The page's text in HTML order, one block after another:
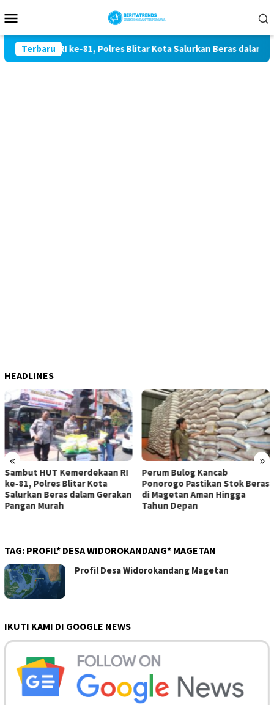
ke
Mobile
TerbaruRI ke-81, Polres Blitar Kota Salurkan Beras dalam
HEADLINES
« »
Kemerdekaan RI
Blitar Kota
dalam Gerakan
Perum Bulog Kancab
Ponorogo Pastikan Stok Beras
di Magetan Aman Hingga
Tahun Depan
Lokal
TAG: PROFIL* DESA WIDOROKANDANG* MAGETAN
Profil Desa Widorokandang Magetan
IKUTI KAMI DI GOOGLE NEWS